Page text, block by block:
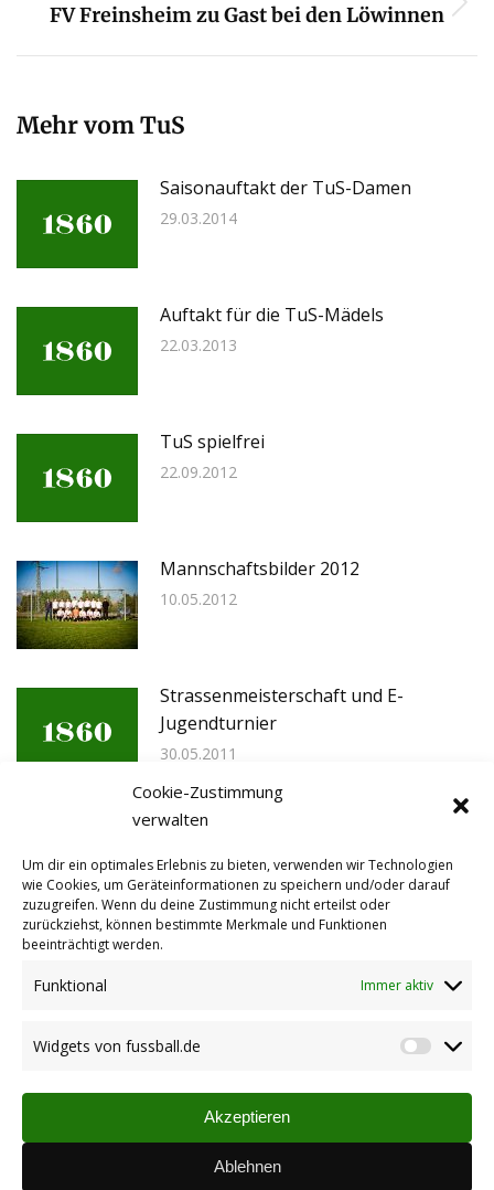
Cookie-Zustimmung
verwalten
Um dir ein optimales Erlebnis zu bieten, verwenden wir Technologien
wie Cookies, um Geräteinformationen zu speichern und/oder darauf
zuzugreifen. Wenn du deine Zustimmung nicht erteilst oder
zurückziehst, können bestimmte Merkmale und Funktionen
beeinträchtigt werden.
Funktional Immer aktiv
Widgets von fussball.de
Akzeptieren
Ablehnen
Nächster
FV Freinsheim zu Gast bei den Löwinnen
Mehr vom TuS
Saisonauftakt der TuS-Damen
29.03.2014
Auftakt für die TuS-Mädels
22.03.2013
TuS spielfrei
22.09.2012
Mannschaftsbilder 2012
10.05.2012
Strassenmeisterschaft und E-
Jugendturnier
30.05.2011
Neuansetzung Schlachtfest und jede
27.10.2009
Vereinsspielplan
Übersicht der Begegnungen unserer Mannschaften (via
fussball.de)